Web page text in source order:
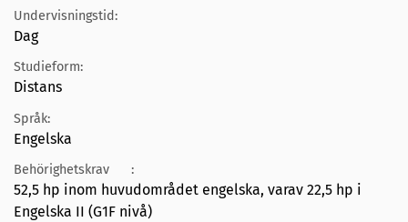
Undervisningstid:
Dag
Studieform:
Distans
Språk:
Engelska
Behörighetskrav :
52,5 hp inom huvudområdet engelska, varav 22,5 hp i
Engelska II (G1F nivå)